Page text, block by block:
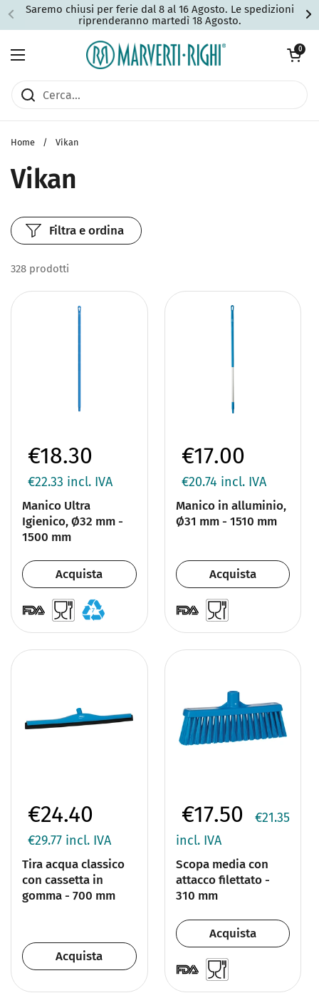
Passa ai contenuti
Saremo chiusi per ferie dal 8 al 16 Agosto. Le spedizioni
riprenderanno martedì 18 Agosto.
Apri menu
Apri carrello
0
Home / Vikan
Vikan
328 prodotti
Filtra e ordina
€18.30
€22.33 incl. IVA
Manico Ultra
Igienico, Ø32 mm -
1500 mm
Acquista
€17.00
€20.74 incl. IVA
Manico in alluminio,
Ø31 mm - 1510 mm
Acquista
€24.40
€29.77 incl. IVA
Tira acqua classico
con cassetta in
gomma - 700 mm
Acquista
€17.50
€21.35
incl. IVA
Scopa media con
attacco filettato -
310 mm
Acquista